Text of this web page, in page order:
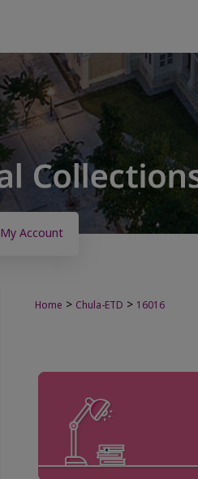
My Account
Home > Chula-ETD > 16016